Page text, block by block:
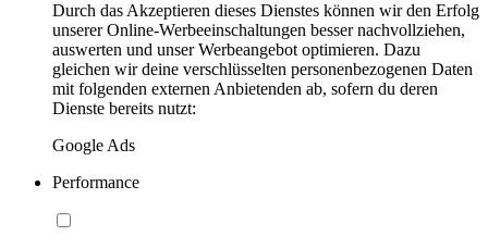
Durch das Akzeptieren dieses Dienstes können wir den Erfolg
unserer Online-Werbeeinschaltungen besser nachvollziehen,
auswerten und unser Werbeangebot optimieren. Dazu
gleichen wir deine verschlüsselten personenbezogenen Daten
mit folgenden externen Anbietenden ab, sofern du deren
Dienste bereits nutzt:
Google Ads
Performance